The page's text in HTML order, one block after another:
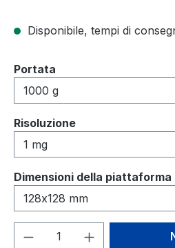
Disponibile, tempi di
Seleziona
Portata
Seleziona
Risoluzione
Seleziona
Dimensioni della piattaforma
Quantità del